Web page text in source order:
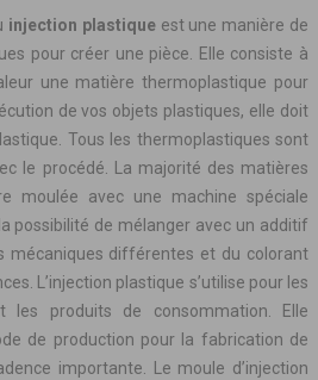
injection plastiqueest une manière de
pour créer une pièce. Elle consiste à
une matière thermoplastique pour
de vos objets plastiques, elle doit
Tous les thermoplastiques sont
le procédé. La majorité des matières
moulée avec une machine spéciale
possibilité de mélanger avec un additif
mécaniques différentes et du colorant
L’injection plastique s’utilise pour les
les produits de consommation. Elle
de production pour la fabrication de
importante. Le moule d’injection